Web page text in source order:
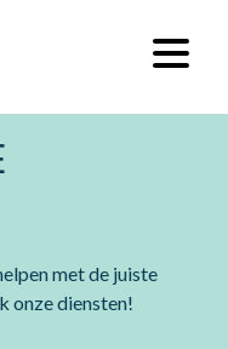
met de juiste
onze diensten!